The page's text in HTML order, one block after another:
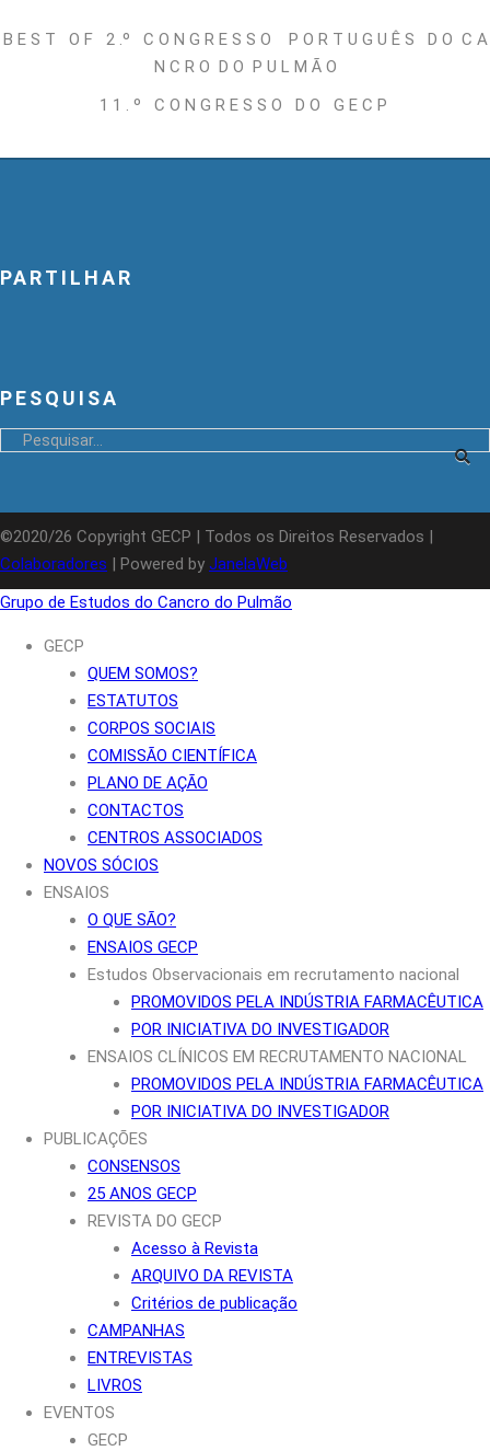
B E S T O F 2 .º C O N G R E S S O P O R T U G U Ê S D O C A
N C R O D O P U L M Ã O
1 1 . º C O N G R E S S O D O G E C P
PARTILHAR
PESQUISA
©2020/26 Copyright GECP | Todos os Direitos Reservados |
Colaboradores | Powered by JanelaWeb
Grupo de Estudos do Cancro do Pulmão
GECP
QUEM SOMOS?
ESTATUTOS
CORPOS SOCIAIS
COMISSÃO CIENTÍFICA
PLANO DE AÇÃO
CONTACTOS
CENTROS ASSOCIADOS
NOVOS SÓCIOS
ENSAIOS
O QUE SÃO?
ENSAIOS GECP
Estudos Observacionais em recrutamento nacional
PROMOVIDOS PELA INDÚSTRIA FARMACÊUTICA
POR INICIATIVA DO INVESTIGADOR
ENSAIOS CLÍNICOS EM RECRUTAMENTO NACIONAL
PROMOVIDOS PELA INDÚSTRIA FARMACÊUTICA
POR INICIATIVA DO INVESTIGADOR
PUBLICAÇÕES
CONSENSOS
25 ANOS GECP
REVISTA DO GECP
Acesso à Revista
ARQUIVO DA REVISTA
Critérios de publicação
CAMPANHAS
ENTREVISTAS
LIVROS
EVENTOS
GECP